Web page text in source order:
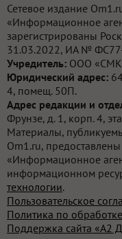
Сетевое издание
«Информационное
зарегистрированы
31.03.2022, ИА №
Учредитель: ООО «СМК
Юридический адрес:
4, помещ. 50П.
Адрес редакции и
Фрунзе, д. 1, корп. 4,
Материалы,
Om1.ru,
«Информационное
информационном
технологии.
Пользовательское
Политика по
Поддержка сайта «А2